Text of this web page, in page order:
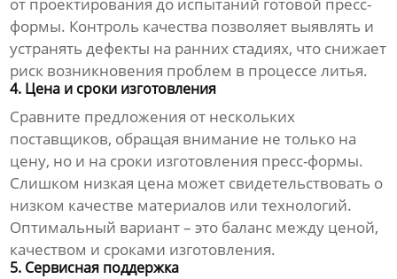
от проектирования до испытаний готовой пресс-
формы. Контроль качества позволяет выявлять и
устранять дефекты на ранних стадиях, что снижает
риск возникновения проблем в процессе литья.
4. Цена и сроки изготовления
Сравните предложения от нескольких
поставщиков, обращая внимание не только на
цену, но и на сроки изготовления пресс-формы.
Слишком низкая цена может свидетельствовать о
низком качестве материалов или технологий.
Оптимальный вариант – это баланс между ценой,
качеством и сроками изготовления.
5. Сервисная поддержка